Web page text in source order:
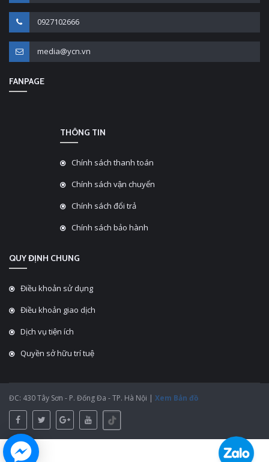
0927102666
media@ycn.vn
FANPAGE
THÔNG TIN
Chính sách thanh toán
Chính sách vận chuyển
Chính sách đổi trả
Chính sách bảo hành
QUY ĐỊNH CHUNG
Điều khoản sử dụng
Điều khoản giao dịch
Dịch vụ tiện ích
Quyền sở hữu trí tuệ
ĐC: 430 Tây Sơn - P. Đống Đa - TP. Hà Nội | Xem Bản đồ